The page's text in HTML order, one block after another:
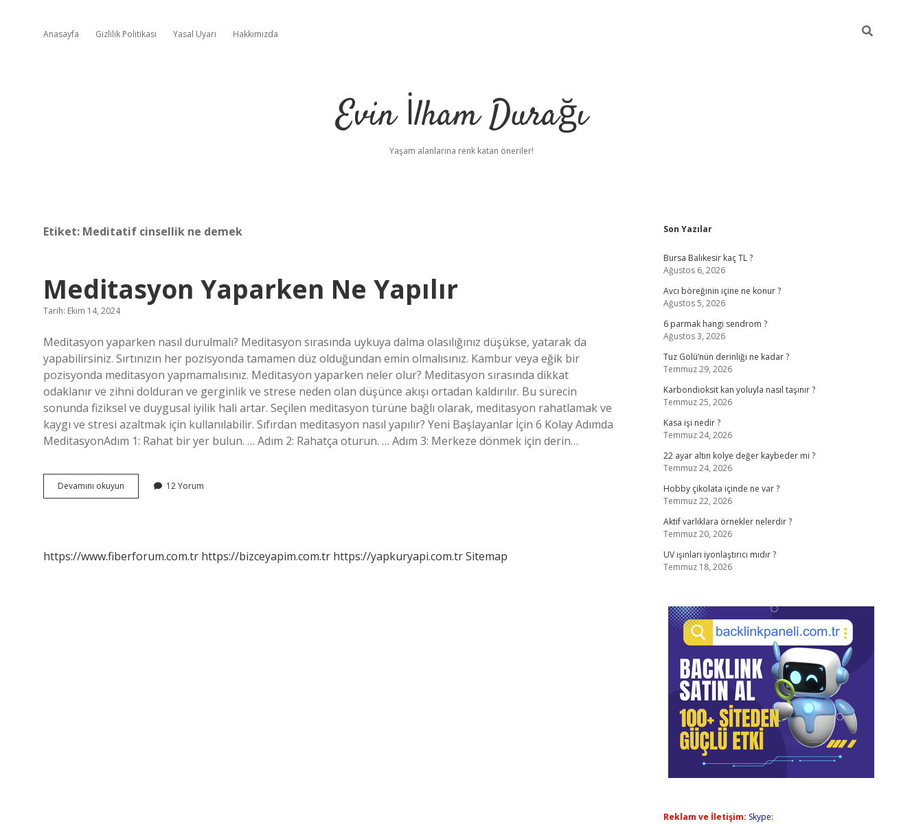
Anasayfa Gizlilik Politikası Yasal Uyarı Hakkımızda
Evin İlham Durağı
Yaşam alanlarına renk katan öneriler!
Etiket: Meditatif cinsellik ne demek
Meditasyon Yaparken Ne Yapılır
Tarih: Ekim 14, 2024
Meditasyon yaparken nasıl durulmalı? Meditasyon sırasında uykuya dalma olasılığınız düşükse, yatarak da
yapabilirsiniz. Sırtınızın her pozisyonda tamamen düz olduğundan emin olmalısınız. Kambur veya eğik bir
pozisyonda meditasyon yapmamalısınız. Meditasyon yaparken neler olur? Meditasyon sırasında dikkat
odaklanır ve zihni dolduran ve gerginlik ve strese neden olan düşünce akışı ortadan kaldırılır. Bu sürecin
sonunda fiziksel ve duygusal iyilik hali artar. Seçilen meditasyon türüne bağlı olarak, meditasyon rahatlamak ve
kaygı ve stresi azaltmak için kullanılabilir. Sıfırdan meditasyon nasıl yapılır? Yeni Başlayanlar İçin 6 Kolay Adımda
MeditasyonAdım 1: Rahat bir yer bulun. … Adım 2: Rahatça oturun. … Adım 3: Merkeze dönmek için derin…
Devamını okuyun Meditasyon
Yaparken
12 Yorum
https://www.fiberforum.com.tr https://bizceyapim.com.tr https://yapkuryapi.com.trSitemap
Sidebar
Son Yazılar
Bursa Balıkesir kaç TL ?
Ağustos 6, 2026
Avcı böreğinin içine ne konur ?
Ağustos 5, 2026
6 parmak hangi sendrom ?
Ağustos 3, 2026
Tuz Gölü’nün derinliği ne kadar ?
Temmuz 29, 2026
Karbondioksit kan yoluyla nasıl taşınır ?
Temmuz 25, 2026
Kasa işi nedir ?
Temmuz 24, 2026
22 ayar altın kolye değer kaybeder mi ?
Temmuz 24, 2026
Hobby çikolata içinde ne var ?
Temmuz 22, 2026
Aktif varlıklara örnekler nelerdir ?
Temmuz 20, 2026
UV ışınları iyonlaştırıcı mıdır ?
Temmuz 18, 2026
Reklam ve İletişim: Skype: